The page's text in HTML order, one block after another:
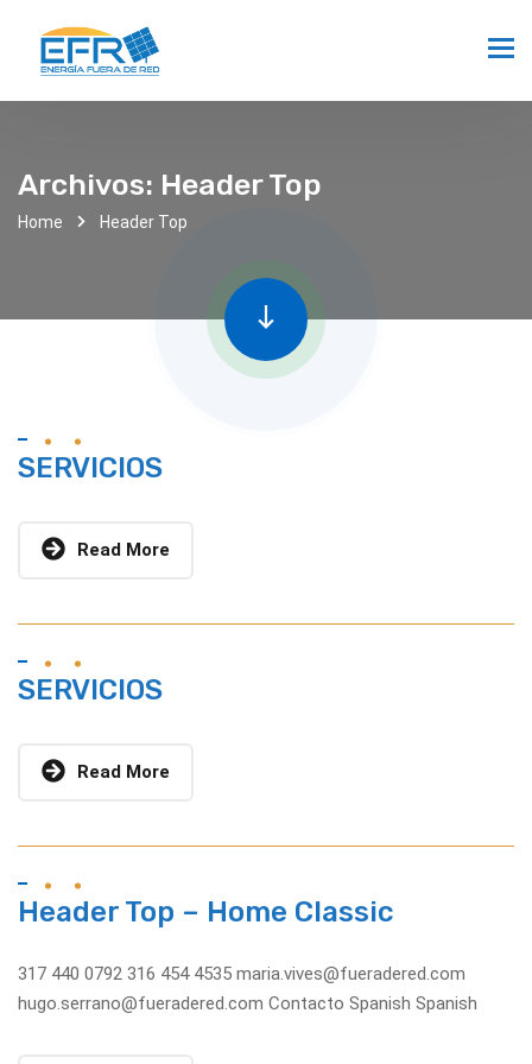
Archivos: Header Top
Home Header Top
SERVICIOS
Read More
SERVICIOS
Read More
Header Top – Home Classic
317 440 0792 316 454 4535 maria.vives@fueradered.com
hugo.serrano@fueradered.com Contacto Spanish Spanish